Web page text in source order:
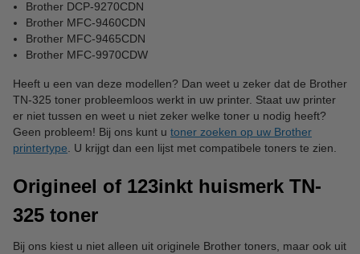
Brother DCP-9270CDN
Brother MFC-9460CDN
Brother MFC-9465CDN
Brother MFC-9970CDW
Heeft u een van deze modellen? Dan weet u zeker dat de Brother
TN-325 toner probleemloos werkt in uw printer. Staat uw printer
er niet tussen en weet u niet zeker welke toner u nodig heeft?
Geen probleem! Bij ons kunt u toner zoeken op uw Brother
printertype . U krijgt dan een lijst met compatibele toners te zien.
Origineel of 123inkt huismerk TN-
325 toner
Bij ons kiest u niet alleen uit originele Brother toners, maar ook uit